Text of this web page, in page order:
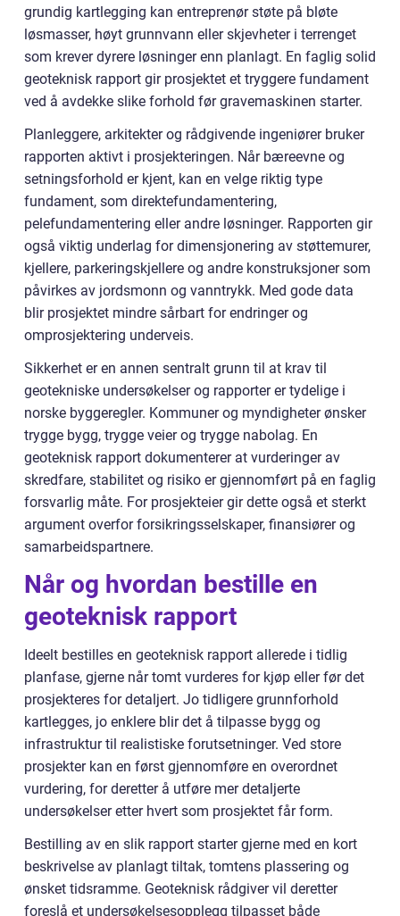
grundig kartlegging kan entreprenør støte på bløte
løsmasser, høyt grunnvann eller skjevheter i terrenget
som krever dyrere løsninger enn planlagt. En faglig solid
geoteknisk rapport gir prosjektet et tryggere fundament
ved å avdekke slike forhold før gravemaskinen starter.
Planleggere, arkitekter og rådgivende ingeniører bruker
rapporten aktivt i prosjekteringen. Når bæreevne og
setningsforhold er kjent, kan en velge riktig type
fundament, som direktefundamentering,
pelefundamentering eller andre løsninger. Rapporten gir
også viktig underlag for dimensjonering av støttemurer,
kjellere, parkeringskjellere og andre konstruksjoner som
påvirkes av jordsmonn og vanntrykk. Med gode data
blir prosjektet mindre sårbart for endringer og
omprosjektering underveis.
Sikkerhet er en annen sentralt grunn til at krav til
geotekniske undersøkelser og rapporter er tydelige i
norske byggeregler. Kommuner og myndigheter ønsker
trygge bygg, trygge veier og trygge nabolag. En
geoteknisk rapport dokumenterer at vurderinger av
skredfare, stabilitet og risiko er gjennomført på en faglig
forsvarlig måte. For prosjekteier gir dette også et sterkt
argument overfor forsikringsselskaper, finansiører og
samarbeidspartnere.
Når og hvordan bestille en
geoteknisk rapport
Ideelt bestilles en geoteknisk rapport allerede i tidlig
planfase, gjerne når tomt vurderes for kjøp eller før det
prosjekteres for detaljert. Jo tidligere grunnforhold
kartlegges, jo enklere blir det å tilpasse bygg og
infrastruktur til realistiske forutsetninger. Ved store
prosjekter kan en først gjennomføre en overordnet
vurdering, for deretter å utføre mer detaljerte
undersøkelser etter hvert som prosjektet får form.
Bestilling av en slik rapport starter gjerne med en kort
beskrivelse av planlagt tiltak, tomtens plassering og
ønsket tidsramme. Geoteknisk rådgiver vil deretter
foreslå et undersøkelsesopplegg tilpasset både